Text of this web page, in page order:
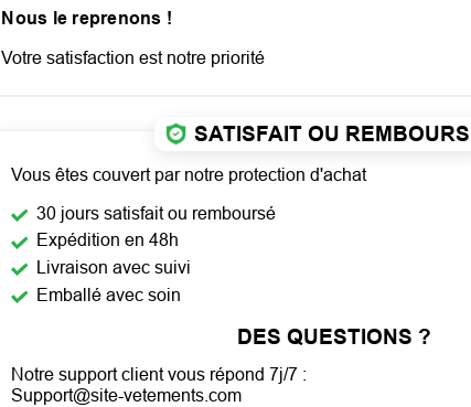
Nous le reprenons !
Votre satisfaction est notre priorité
SATISFAIT OU
Vous êtes couvert par notre protection d'achat
30 jours satisfait ou remboursé
Expédition en 48h
Livraison avec suivi
Emballé avec soin
DES QUESTIONS ?
Notre support client vous répond 7j/7 :
Support@site-vetements.com